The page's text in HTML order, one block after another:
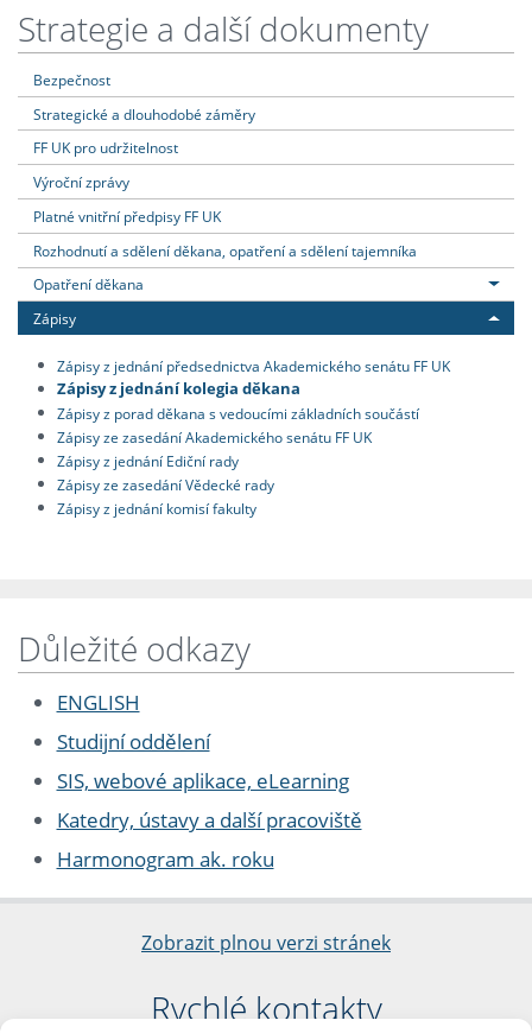
Strategie a další dokumenty
Bezpečnost
Strategické a dlouhodobé záměry
FF UK pro udržitelnost
Výroční zprávy
Platné vnitřní předpisy FF UK
Rozhodnutí a sdělení děkana, opatření a sdělení tajemníka
Opatření děkana
Zápisy
Zápisy z jednání předsednictva Akademického senátu FF UK
Zápisy z jednání kolegia děkana
Zápisy z porad děkana s vedoucími základních součástí
Zápisy ze zasedání Akademického senátu FF UK
Zápisy z jednání Ediční rady
Zápisy ze zasedání Vědecké rady
Zápisy z jednání komisí fakulty
Důležité odkazy
ENGLISH
Studijní oddělení
SIS, webové aplikace, eLearning
Katedry, ústavy a další pracoviště
Harmonogram ak. roku
Zobrazit plnou verzi stránek
Rychlé kontakty